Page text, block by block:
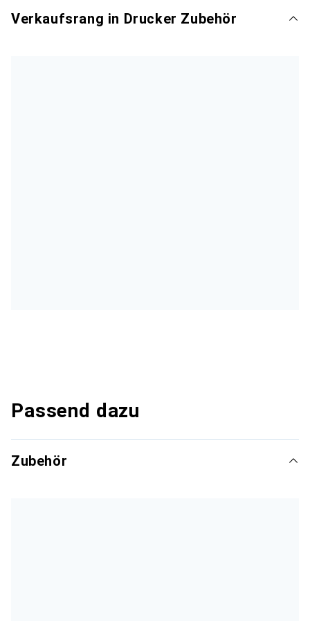
Verkaufsrang in Drucker Zubehör
Passend dazu
Zubehör